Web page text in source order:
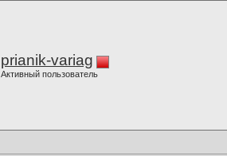
prianik-variag
Активный пользователь